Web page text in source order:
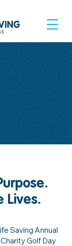
Lives.
Saving Annual
Golf Day